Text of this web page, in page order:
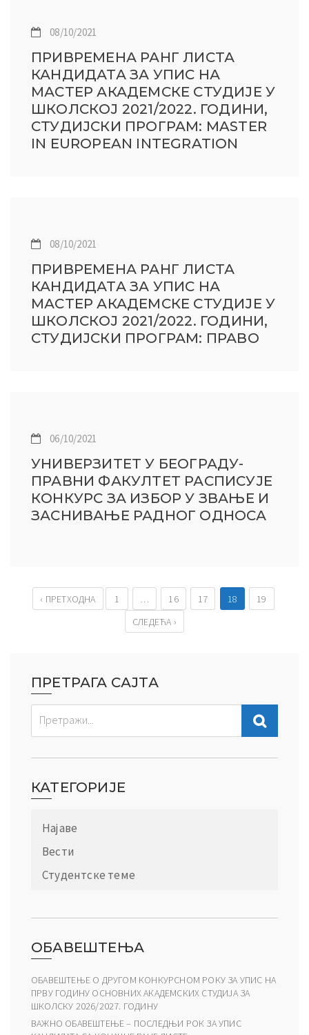
08/10/2021
ПРИВРЕМЕНА РАНГ ЛИСТА
КАНДИДАТА ЗА УПИС НА
МАСТЕР АКАДЕМСКЕ СТУДИЈЕ У
ШКОЛСКОЈ 2021/2022. ГОДИНИ,
СТУДИЈСКИ ПРОГРАМ: MASTER
IN EUROPEAN INTEGRATION
08/10/2021
ПРИВРЕМЕНА РАНГ ЛИСТА
КАНДИДАТА ЗА УПИС НА
МАСТЕР АКАДЕМСКЕ СТУДИЈЕ У
ШКОЛСКОЈ 2021/2022. ГОДИНИ,
СТУДИЈСКИ ПРОГРАМ: ПРАВО
06/10/2021
УНИВЕРЗИТЕТ У БЕОГРАДУ-
ПРАВНИ ФАКУЛТЕТ РАСПИСУЈЕ
КОНКУРС ЗА ИЗБОР У ЗВАЊЕ И
ЗАСНИВАЊЕ РАДНОГ ОДНОСА
‹ ПРЕТХОДНА 1 … 16 17 18
19
СЛЕДЕЋА ›
ПРЕТРАГА САЈТА
КАТЕГОРИЈЕ
Најаве
Вести
Студентске теме
ОБАВЕШТЕЊА
ОБАВЕШТЕЊЕ О ДРУГОМ КОНКУРСНОМ РОКУ ЗА УПИС НА
ПРВУ ГОДИНУ ОСНОВНИХ АКАДЕМСКИХ СТУДИЈА ЗА
ШКОЛСКУ 2026/2027. ГОДИНУ
ВАЖНО ОБАВЕШТЕЊЕ – ПОСЛЕДЊИ РОК ЗА УПИС